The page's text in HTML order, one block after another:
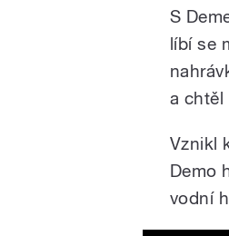
S
líbí se
a chtěl
Vznikl
Demo
vodní